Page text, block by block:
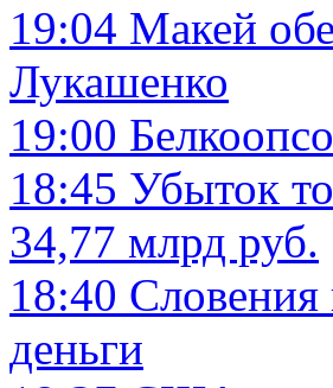
19:04 Макей
Лукашенко
19:00
18:45 Убыток
34,77 млрд руб.
18:40 Словения
деньги